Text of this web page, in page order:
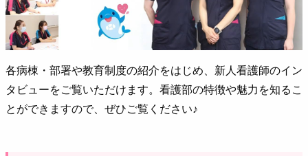
各病棟・部署や教育制度の紹介をはじめ、新人看護師のイン
タビューをご覧いただけます。看護部の特徴や魅力を知るこ
とができますので、ぜひご覧ください♪